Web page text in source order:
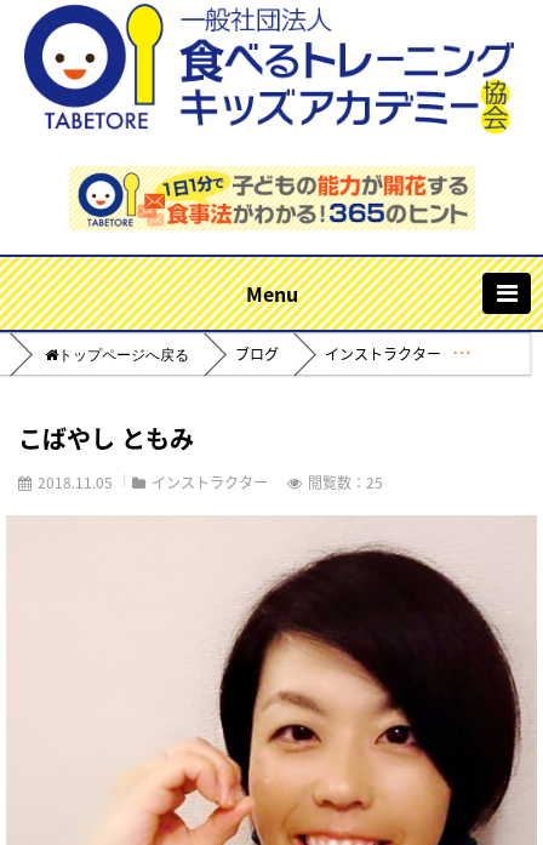
ブログ インストラクター
こばやし ともみ
2018.11.05 インストラクター 閲覧数：25